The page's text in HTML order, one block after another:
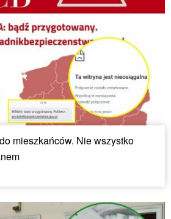
mieszkańców. Nie wszystko